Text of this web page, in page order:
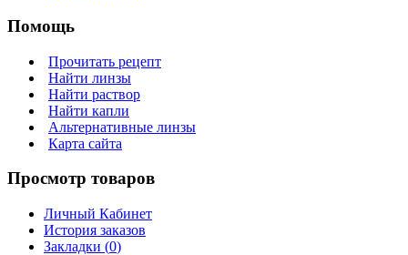
Помощь
Прочитать рецепт
Найти линзы
Найти раствор
Найти капли
Альтернативные линзы
Карта сайта
Просмотр товаров
Личный Кабинет
История заказов
Закладки (0)